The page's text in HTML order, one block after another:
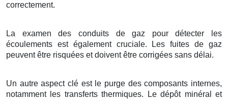
correctement.
La examen des conduits de gaz pour détecter les
écoulements est également cruciale. Les fuites de gaz
peuvent être risquées et doivent être corrigées sans délai.
Un autre aspect clé est le purge des composants internes,
notamment les transferts thermiques. Le dépôt minéral et